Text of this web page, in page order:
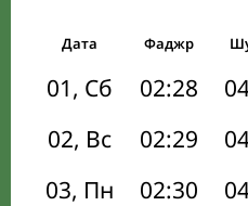
Дата Фаджр
01, Сб 02:28
02, Вс
02:29
03, Пн
02:30